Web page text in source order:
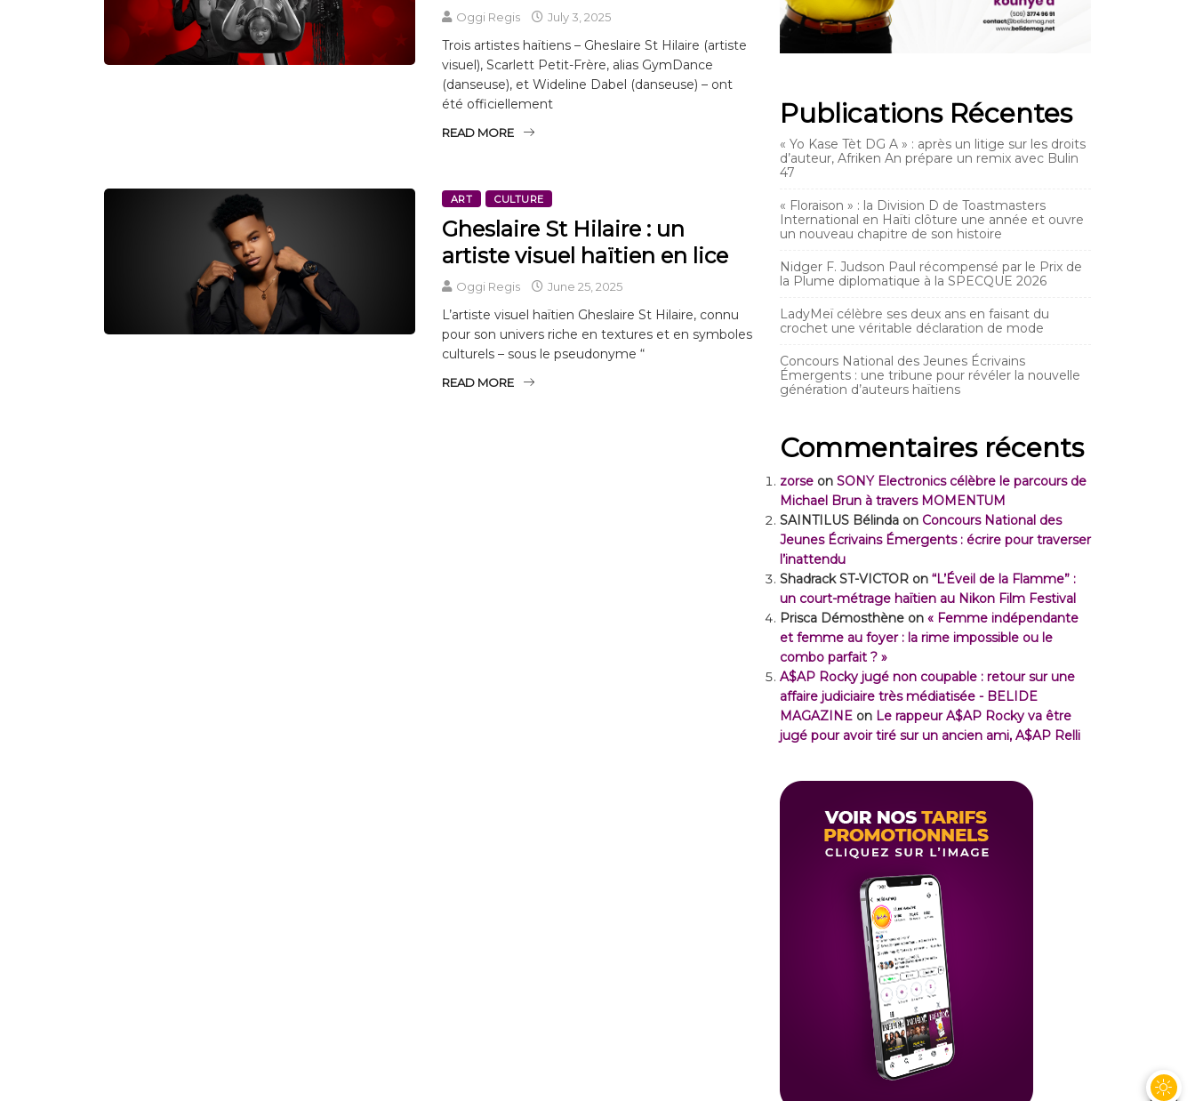
Oggi Regis July 3, 2025
Trois artistes haïtiens – Gheslaire St Hilaire (artiste
visuel), Scarlett Petit-Frère, alias GymDance
(danseuse), et Wideline Dabel (danseuse) – ont
été officiellement
READ MORE
ART CULTURE
Gheslaire St Hilaire : un
artiste visuel haïtien en lice
Oggi Regis June 25, 2025
L’artiste visuel haïtien Gheslaire St Hilaire, connu
pour son univers riche en textures et en symboles
culturels – sous le pseudonyme “
READ MORE
Publications Récentes
« Yo Kase Tèt DG A » : après un litige sur les droits
d’auteur, Afriken An prépare un remix avec Bulin
47
« Floraison » : la Division D de Toastmasters
International en Haïti clôture une année et ouvre
un nouveau chapitre de son histoire
Nidger F. Judson Paul récompensé par le Prix de
la Plume diplomatique à la SPECQUE 2026
LadyMeï célèbre ses deux ans en faisant du
crochet une véritable déclaration de mode
Concours National des Jeunes Écrivains
Émergents : une tribune pour révéler la nouvelle
génération d’auteurs haïtiens
Commentaires récents
zorse on SONY Electronics célèbre le parcours de
Michael Brun à travers MOMENTUM
SAINTILUS Bélinda on Concours National des
Jeunes Écrivains Émergents : écrire pour traverser
l’inattendu
Shadrack ST-VICTOR on “L’Éveil de la Flamme” :
un court-métrage haïtien au Nikon Film Festival
Prisca Démosthène on « Femme indépendante
et femme au foyer : la rime impossible ou le
combo parfait ? »
A$AP Rocky jugé non coupable : retour sur une
affaire judiciaire très médiatisée - BELIDE
MAGAZINE on Le rappeur A$AP Rocky va être
jugé pour avoir tiré sur un ancien ami, A$AP Relli